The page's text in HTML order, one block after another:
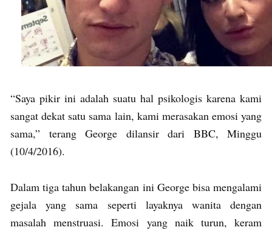
“Saya pikir ini adalah suatu hal psikologis karena kami
sangat dekat satu sama lain, kami merasakan emosi yang
sama,” terang George dilansir dari BBC, Minggu
(10/4/2016).
Dalam tiga tahun belakangan ini George bisa mengalami
gejala yang sama seperti layaknya wanita dengan
masalah menstruasi. Emosi yang naik turun, keram